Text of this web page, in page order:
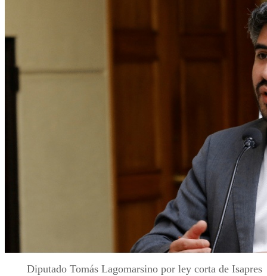
Diputado Tomás Lagomarsino por ley corta de Isapres